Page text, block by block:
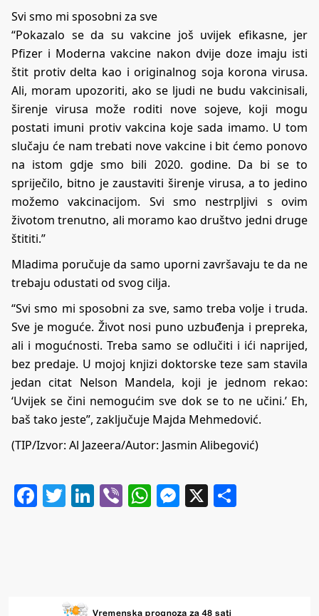
Svi smo mi sposobni za sve
“Pokazalo se da su vakcine još uvijek efikasne, jer
Pfizer i Moderna vakcine nakon dvije doze imaju isti
štit protiv delta kao i originalnog soja korona virusa.
Ali, moram upozoriti, ako se ljudi ne budu vakcinisali,
širenje virusa može roditi nove sojeve, koji mogu
postati imuni protiv vakcina koje sada imamo. U tom
slučaju će nam trebati nove vakcine i bit ćemo ponovo
na istom gdje smo bili 2020. godine. Da bi se to
spriječilo, bitno je zaustaviti širenje virusa, a to jedino
možemo vakcinacijom. Svi smo nestrpljivi s ovim
životom trenutno, ali moramo kao društvo jedni druge
štititi.”
Mladima poručuje da samo uporni završavaju te da ne
trebaju odustati od svog cilja.
“Svi smo mi sposobni za sve, samo treba volje i truda.
Sve je moguće. Život nosi puno uzbuđenja i prepreka,
ali i mogućnosti. Treba samo se odlučiti i ići naprijed,
bez predaje. U mojoj knjizi doktorske teze sam stavila
jedan citat Nelson Mandela, koji je jednom rekao:
‘Uvijek se čini nemogućim sve dok se to ne učini.’ Eh,
baš tako jeste”, zaključuje Majda Mehmedović.
(TIP/Izvor: Al Jazeera/Autor: Jasmin Alibegović)
Facebook
Twitter
LinkedIn
ViberWhatsApp
Messenger
X